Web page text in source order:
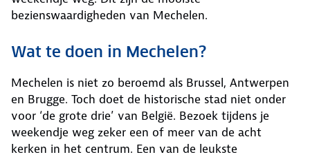
bezienswaardigheden van Mechelen.
Wat te doen in Mechelen?
Mechelen is niet zo beroemd als Brussel, Antwerpen
en Brugge. Toch doet de historische stad niet onder
voor ‘de grote drie’ van België. Bezoek tijdens je
weekendje weg zeker een of meer van de acht
kerken in het centrum. Een van de leukste